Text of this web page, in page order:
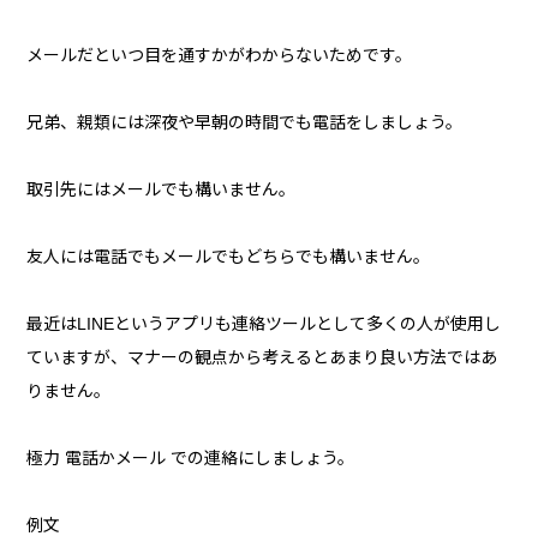
メールだといつ目を通すかがわからないためです。
兄弟、親類には深夜や早朝の時間でも電話をしましょう。
取引先にはメールでも構いません。
友人には電話でもメールでもどちらでも構いません。
最近はLINEというアプリも連絡ツールとして多くの人が使用し
ていますが、マナーの観点から考えるとあまり良い方法ではあ
りません。
極力 電話かメール での連絡にしましょう。
例文